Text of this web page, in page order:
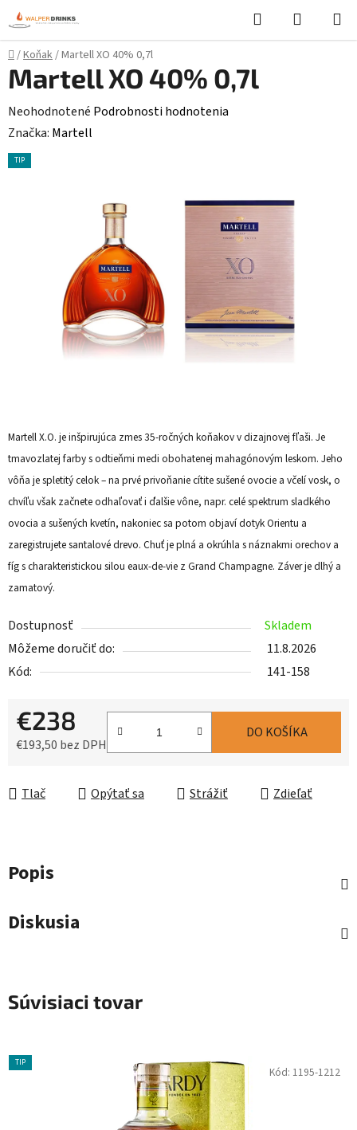
Prejsť
na
obsah
Hľadať
KOŠÍK
Domov
/Koňak/Martell XO 40% 0,7l
Martell X.O. je inšpirujúca zmes 35-ročných koňakov v dizajnovej fľaši. Je
tmavozlatej farby s odtieňmi medi obohatenej mahagónovým leskom. Jeho
vôňa je spletitý celok – na prvé privoňanie cítite sušené ovocie a včelí vosk, o
chvíľu však začnete odhaľovať i ďalšie vône, napr. celé spektrum sladkého
ovocia a sušených kvetín, nakoniec sa potom objaví dotyk Orientu a
zaregistrujete santalové drevo. Chuť je plná a okrúhla s náznakmi orechov a
fíg s charakteristickou silou eaux-de-vie z Grand Champagne. Záver je dlhý a
zamatový.
Dostupnosť
Skladem
Môžeme doručiť do:
11.8.2026
Kód:
141-158
€238
€193,50 bez DPH
DO KOŠÍKA
Tlač Opýtať sa Strážiť Zdieľať
Martell XO 40% 0,7l
Priemerné
hodnotenie
produktu
Neohodnotené Podrobnosti hodnotenia
Značka: Martell
TIP
Popis
Diskusia
Súvisiaci tovar
TIP
Kód: 1195-1212